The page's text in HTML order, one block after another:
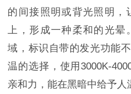
的间接照明或背光照明，
上，形成一种柔和的光
域，标识自带的发光功能
温的选择，使用3000K-
亲和力，能在黑暗中给予人